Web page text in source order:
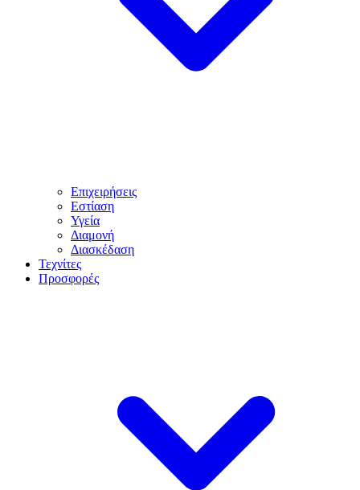
Επιχειρήσεις
Εστίαση
Υγεία
Διαμονή
Διασκέδαση
Τεχνίτες
Προσφορές